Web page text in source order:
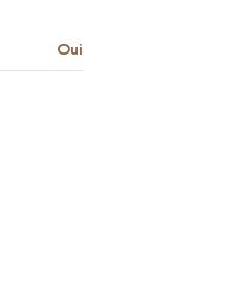
Oui